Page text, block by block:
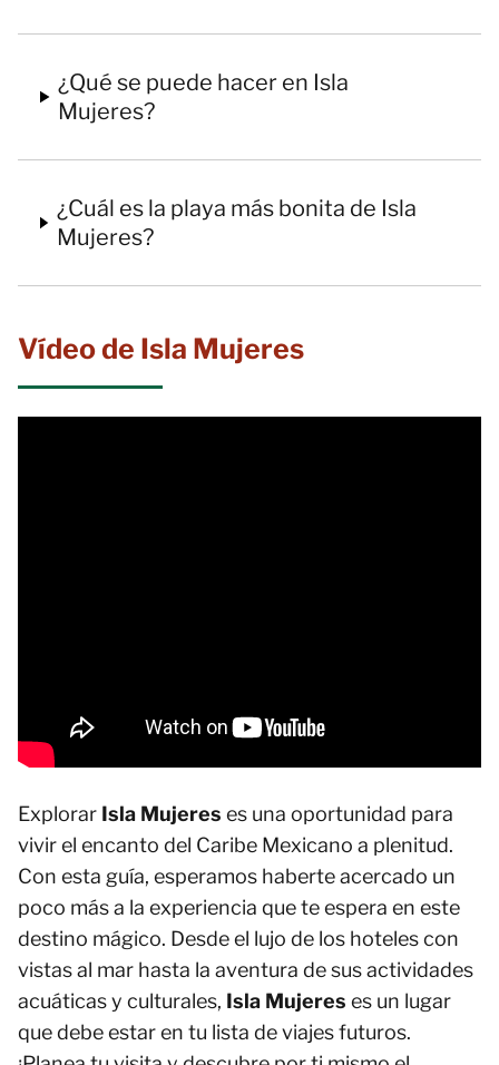
¿Qué se puede hacer en Isla
Mujeres?
¿Cuál es la playa más bonita de Isla
Mujeres?
Vídeo de Isla Mujeres
Explorar Isla Mujeres es una oportunidad para
vivir el encanto del Caribe Mexicano a plenitud.
Con esta guía, esperamos haberte acercado un
poco más a la experiencia que te espera en este
destino mágico. Desde el lujo de los hoteles con
vistas al mar hasta la aventura de sus actividades
acuáticas y culturales, Isla Mujeres es un lugar
que debe estar en tu lista de viajes futuros.